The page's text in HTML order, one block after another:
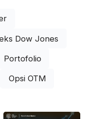
Dow Jones
Portofolio
Opsi OTM